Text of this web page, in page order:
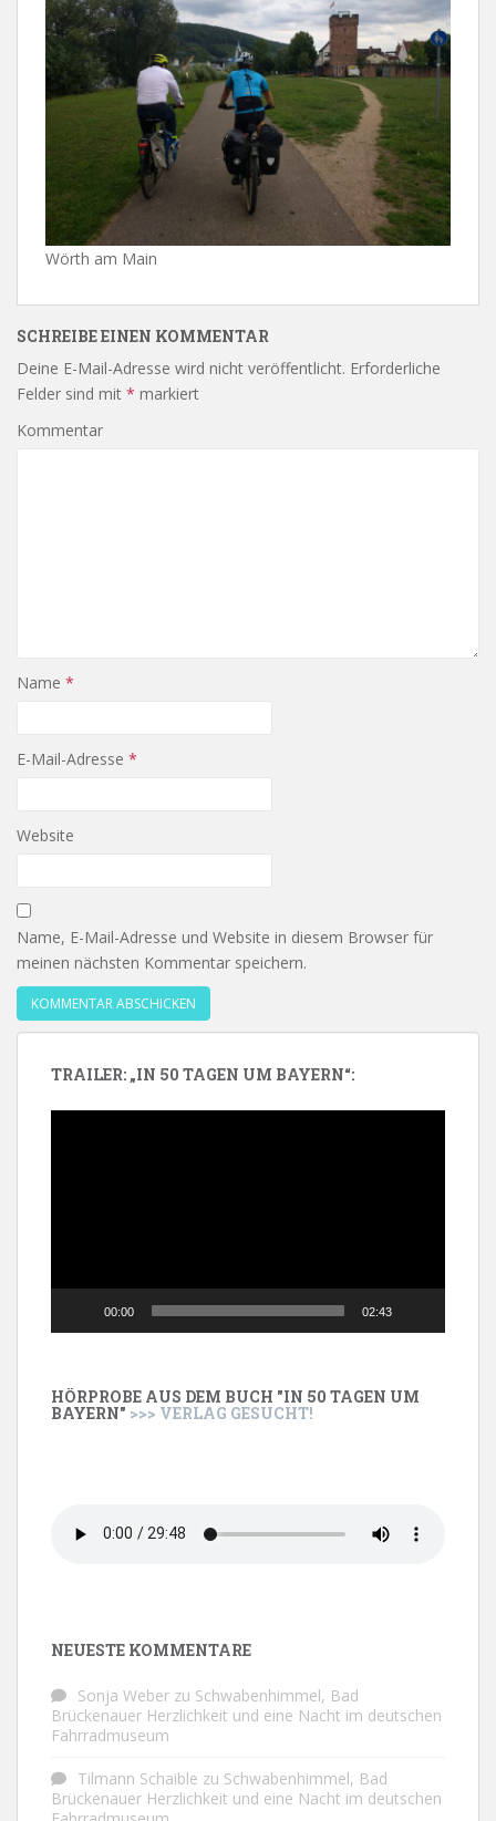
Wörth am Main
SCHREIBE EINEN KOMMENTAR
Deine E-Mail-Adresse wird nicht veröffentlicht. Erforderliche
Felder sind mit * markiert
Kommentar
Name *
E-Mail-Adresse *
Website
Name, E-Mail-Adresse und Website in diesem Browser für
meinen nächsten Kommentar speichern.
TRAILER: „IN 50 TAGEN UM BAYERN“:
00:00 02:43
HÖRPROBE AUS DEM BUCH "IN 50 TAGEN UM
BAYERN" >>> VERLAG GESUCHT!
NEUESTE KOMMENTARE
Sonja Weber zu Schwabenhimmel, Bad
Brückenauer Herzlichkeit und eine Nacht im deutschen
Fahrradmuseum
Tilmann Schaible zu Schwabenhimmel, Bad
Brückenauer Herzlichkeit und eine Nacht im deutschen